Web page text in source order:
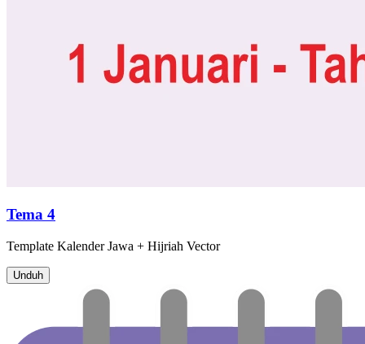
Tema 4
Template Kalender Jawa + Hijriah Vector
Unduh